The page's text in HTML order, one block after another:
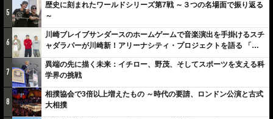
5
歴史に刻まれたワールドシリーズ第7戦 ～３つの名場面で振り返る
～
6
川崎ブレイブサンダースのホームゲームで音楽演出を手掛けるスチ
ャダラパーが川崎新！アリーナシティ・プロジェクトを語る 「楽
しみでしかないでしょ。川崎は、ずっと成長曲線だから」
7
異端の先に描く未来：イチロー、野茂、そしてスポーツを支える科
学界の挑戦
8
相撲協会で3倍以上増えたもの ～時代の要請、ロンドン公演と古式
大相撲